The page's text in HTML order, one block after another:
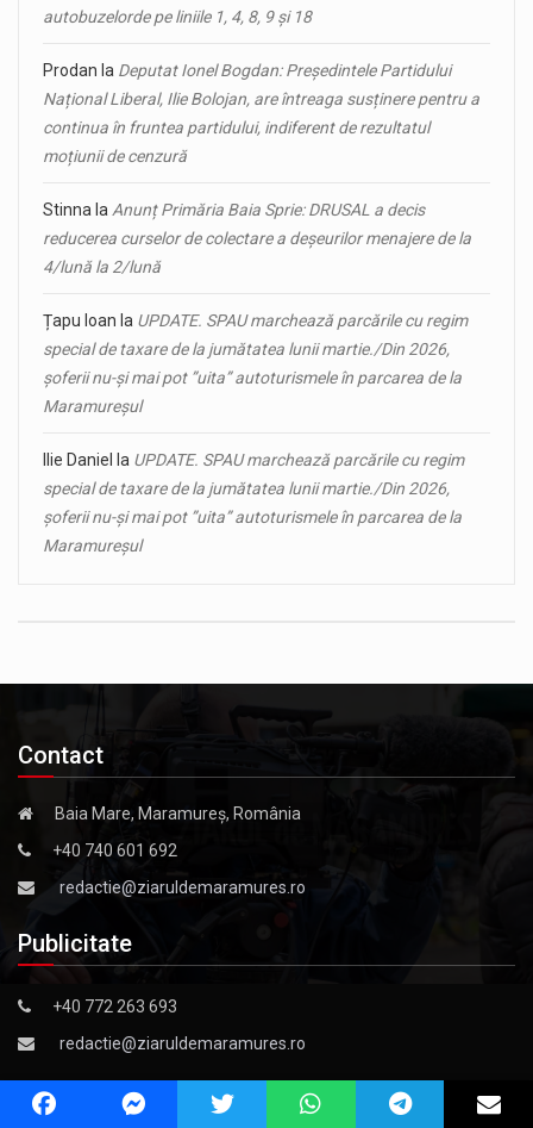
autobuzelorde pe liniile 1, 4, 8, 9 și 18
Prodan la Deputat Ionel Bogdan: Președintele Partidului
Național Liberal, Ilie Bolojan, are întreaga susținere pentru a
continua în fruntea partidului, indiferent de rezultatul
moțiunii de cenzură
Stinna la Anunț Primăria Baia Sprie: DRUSAL a decis
reducerea curselor de colectare a deșeurilor menajere de la
4/lună la 2/lună
Țapu Ioan la UPDATE. SPAU marchează parcările cu regim
special de taxare de la jumătatea lunii martie./Din 2026,
șoferii nu-și mai pot ”uita” autoturismele în parcarea de la
Maramureșul
Ilie Daniel la UPDATE. SPAU marchează parcările cu regim
special de taxare de la jumătatea lunii martie./Din 2026,
șoferii nu-și mai pot ”uita” autoturismele în parcarea de la
Maramureșul
Contact
Baia Mare, Maramureș, România
+40 740 601 692
redactie@ziaruldemaramures.ro
Publicitate
+40 772 263 693
redactie@ziaruldemaramures.ro
ziaruldemaramures.ro – Marca inregistrata la OSIM